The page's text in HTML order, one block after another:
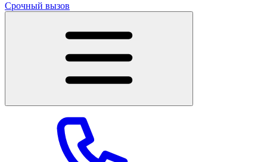
Срочный вызов